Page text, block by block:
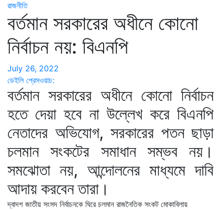
রাজনীতি
বর্তমান সরকারের অধীনে কোনো
নির্বাচন নয়: বিএনপি
July 26, 2022
ডেইলি প্রেসওয়াচ:
বর্তমান সরকারের অধীনে কোনো নির্বাচন
হতে দেয়া হবে না উল্লেখ করে বিএনপি
নেতাদের অভিযোগ, সরকারের পতন ছাড়া
চলমান সংকটের সমাধান সম্ভব নয়।
সমঝোতা নয়, আন্দোলনের মাধ্যমে দাবি
আদায় করবেন তারা।
দ্বাদশ জাতীয় সংসদ নির্বাচনকে ঘিরে চলমান রাজনৈতিক সংকট মোকাবিলায়